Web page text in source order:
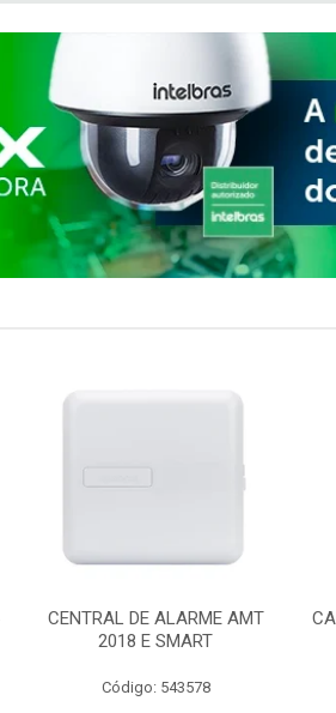
CENTRAL DE ALARME AMT
2018 E SMART
Código: 543578